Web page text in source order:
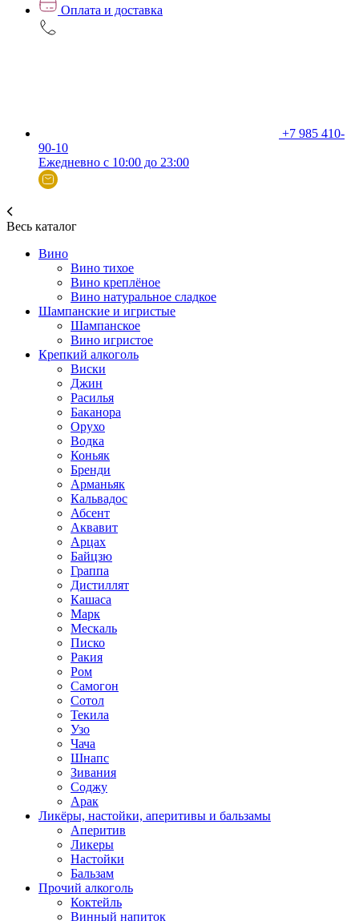
Оплата и доставка
+7 985 410-
90-10
Ежедневно с 10:00 до 23:00
Весь каталог
Вино
Вино тихое
Вино креплёное
Вино натуральное сладкое
Шампанские и игристые
Шампанское
Вино игристое
Крепкий алкоголь
Виски
Джин
Расилья
Баканора
Орухо
Водка
Коньяк
Бренди
Арманьяк
Кальвадос
Абсент
Аквавит
Арцах
Байцзю
Граппа
Дистиллят
Кашаса
Марк
Мескаль
Писко
Ракия
Ром
Самогон
Сотол
Текила
Узо
Чача
Шнапс
Зивания
Соджу
Арак
Ликёры, настойки, аперитивы и бальзамы
Аперитив
Ликеры
Настойки
Бальзам
Прочий алкоголь
Коктейль
Винный напиток